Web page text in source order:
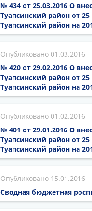
№ 434 от 25.03.2016 О
Туапсинский район от
Туапсинский район на
01.03.2016
№ 420 от 29.02.2016 О
Туапсинский район от
Туапсинский район на
01.02.2016
№ 401 от 29.01.2016 О
Туапсинский район от
Туапсинский район на
15.01.2016
Сводная бюджетная